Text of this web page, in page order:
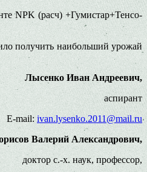
NPK (расч) +Гумистар+Тенсо-
получить наибольший урожай
Лысенко Иван Андреевич,
аспирант
E-mail: ivan.lysenko.2011@mail.ru
Валерий Александрович,
доктор с.-х. наук, профессор,